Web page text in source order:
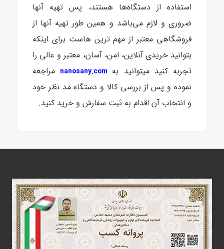
استفاده از دستگاه‌ها هستند، پس تهیه آنها
ضروری و لازم می‌باشد و همین طور تهیه آنها از
فروشگاهی معتبر از مهم ترین هاست برای اینکه
بتوانید خریدی آنلاین، امن، آسان، معتبر و عالی را
تجربه کنید میتوانید به
مراجعه
نموده و پس از بررسی کالا و دستگاه مد نظر خود
و انتخاب آن اقدام به ثبت سفارش و خرید کنید.